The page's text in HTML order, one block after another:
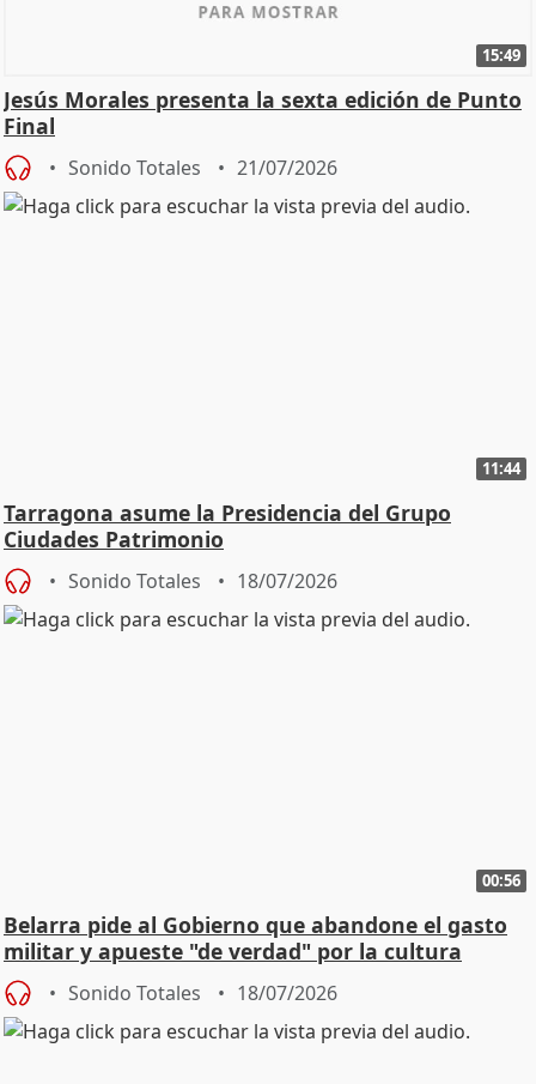
15:49
Jesús Morales presenta la sexta edición de Punto
Final
Sonido Totales 21/07/2026
11:44
Tarragona asume la Presidencia del Grupo
Ciudades Patrimonio
Sonido Totales 18/07/2026
00:56
Belarra pide al Gobierno que abandone el gasto
militar y apueste "de verdad" por la cultura
Sonido Totales 18/07/2026